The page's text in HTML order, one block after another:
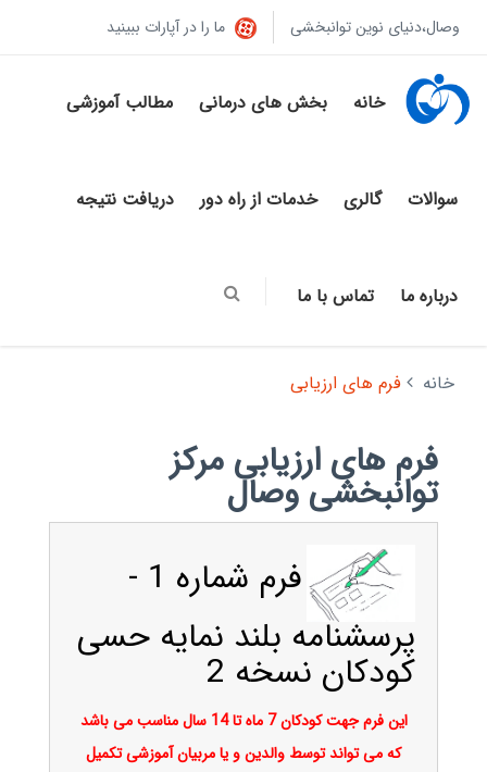
وصال،دنیای نوین توانبخشی ما را در آپارات ببینید
خانه بخش های درمانی مطالب آموزشی
سوالات گالری خدمات از راه دور دریافت نتیجه
درباره ما تماس با ما
خانه فرم های ارزیابی
فرم های ارزیابی مرکز
توانبخشی وصال
فرم شماره 1 -
پرسشنامه بلند نمایه حسی
کودکان نسخه 2
این فرم جهت کودکان 7 ماه تا 14 سال مناسب می باشد
که می تواند توسط والدین و یا مربیان آموزشی تکمیل